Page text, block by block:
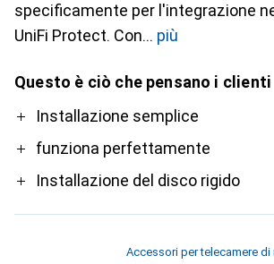
specificamente per l'integrazione
UniFi Protect. Con
più
Questo è ciò che pensano i clienti
ProInstallazione semplice
funziona perfettamente
Installazione del disco rigido
Accessori per telecamere di